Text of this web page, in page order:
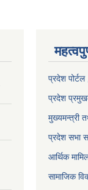
प्रदेश
प्रदेश
मुख्यमन्त्री
प्रदेश सभा
आर्थिक
सामाजिक